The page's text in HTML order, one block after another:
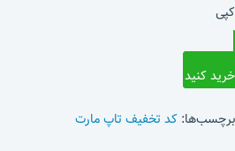
کپی
خرید کنید
برچسب‌ها: کد تخفیف تاپ مارت